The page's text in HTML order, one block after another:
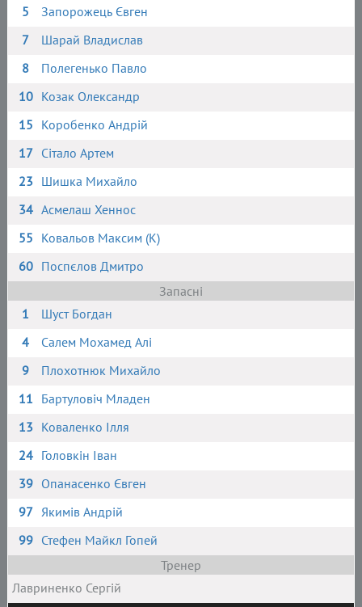
5
Запорожець Євген
7
Шарай Владислав
8
Полегенько Павло
10 Козак Олександр
15 Коробенко Андрій
17 Сітало Артем
23 Шишка Михайло
34 Асмелаш Хеннос
55 Ковальов Максим (К)
60 Поспєлов Дмитро
Запасні
1
Шуст Богдан
4
Салем Мохамед Алі
9
Плохотнюк Михайло
11 Бартуловіч Младен
13 Коваленко Ілля
24 Головкін Іван
39 Опанасенко Євген
97 Якимів Андрій
99 Стефен Майкл Гопей
Тренер
Лавриненко Сергій